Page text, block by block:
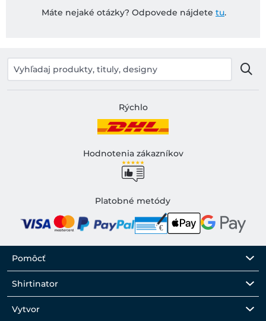
Máte nejaké otázky? Odpovede nájdete tu.
Rýchlo
Hodnotenia zákazníkov
Platobné metódy
Pomôcť
Shirtinator
Vytvor